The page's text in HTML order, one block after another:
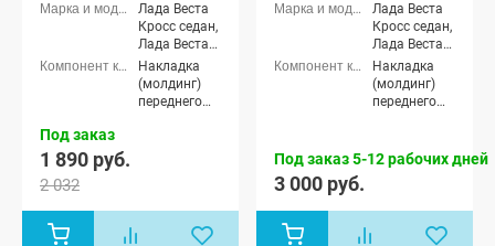
Лада Веста
Кросс седан,
Лада Веста
(SW) Кросс
универсал
Накладка
(молдинг)
переднего
Под заказ
1 890 руб.
2 032
Лада Веста
Кросс седан,
Лада Веста
(SW) Кросс
универсал
Накладка
(молдинг)
переднего
Под заказ 5-12 рабочих дней
3 000 руб.